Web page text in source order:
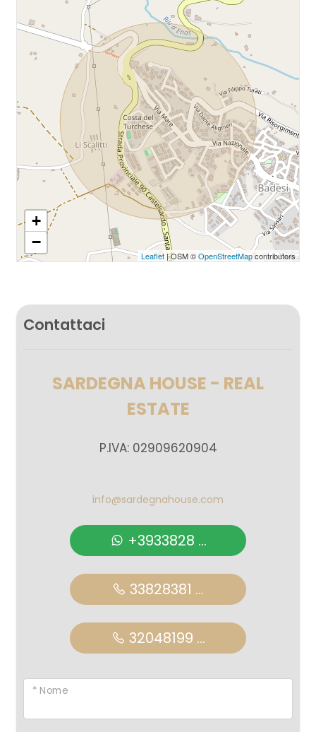
+
−
Leaflet| OSM ©OpenStreetMapcontributors
Contattaci
SARDEGNA HOUSE - REAL
ESTATE
P.IVA: 02909620904
info@sardegnahouse.com
+3933828 ...
33828381 ...
32048199 ...
* Nome
Ascensore
Arredato
Nuova costruzione